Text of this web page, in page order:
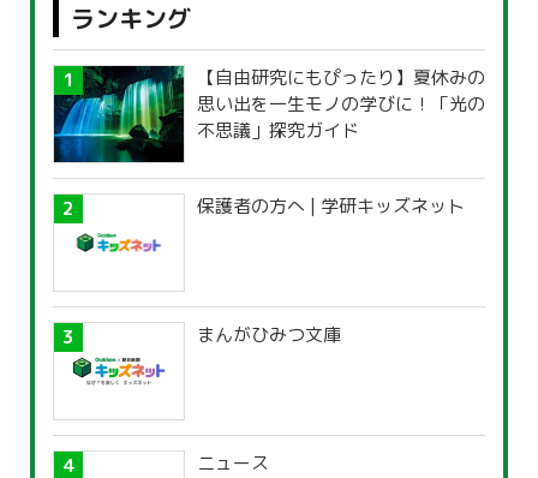
ランキング
【自由研究にもぴったり】夏休みの
思い出を一生モノの学びに！「光の
不思議」探究ガイド
保護者の方へ | 学研キッズネット
まんがひみつ文庫
ニュース